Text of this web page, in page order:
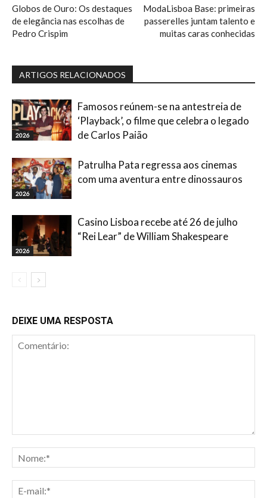
Globos de Ouro: Os destaques
de elegância nas escolhas de
Pedro Crispim
ModaLisboa Base: primeiras
passerelles juntam talento e
muitas caras conhecidas
ARTIGOS RELACIONADOS
2026
Famosos reúnem-se na antestreia de
‘Playback’, o filme que celebra o legado
de Carlos Paião
2026
Patrulha Pata regressa aos cinemas
com uma aventura entre dinossauros
2026
Casino Lisboa recebe até 26 de julho
“Rei Lear” de William Shakespeare
DEIXE UMA RESPOSTA